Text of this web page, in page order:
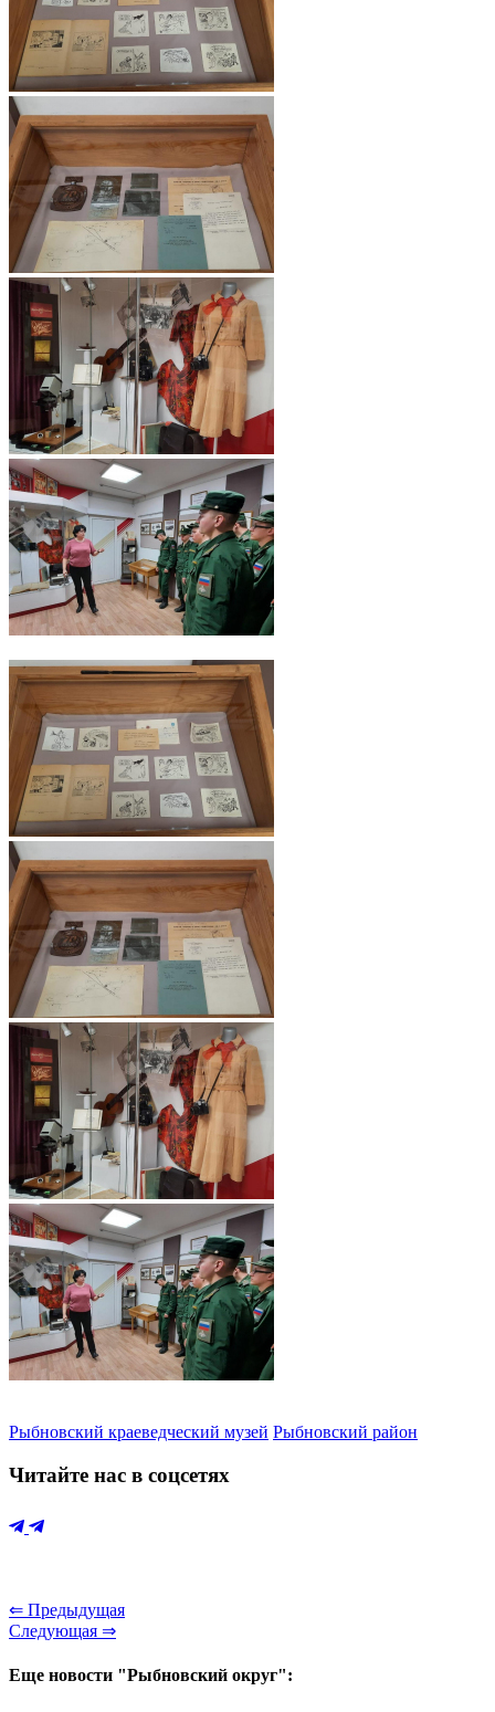
Рыбновский краеведческий музей Рыбновский район
Читайте нас в соцсетях
⇐ Предыдущая
Следующая ⇒
Еще новости "Рыбновский округ":